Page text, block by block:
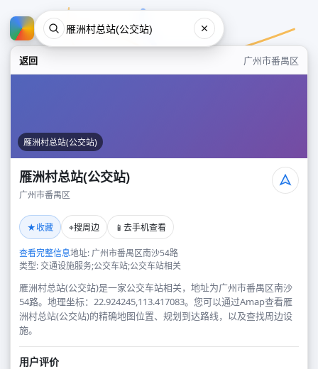
返回 广州市番禺区
雁洲村总站(公交站)
雁洲村总站(公交站)
广州市番禺区
★收藏 ⌖搜周边 📱 去手机查看
查看完整信息地址: 广州市番禺区南沙54路
类型: 交通设施服务;公交车站;公交车站相关
雁洲村总站(公交站)是一家公交车站相关，地址为广州市番禺区南沙
54路。地理坐标：22.924245,113.417083。您可以通过Amap查看雁
洲村总站(公交站)的精确地图位置、规划到达路线，以及查找周边设
施。
用户评价